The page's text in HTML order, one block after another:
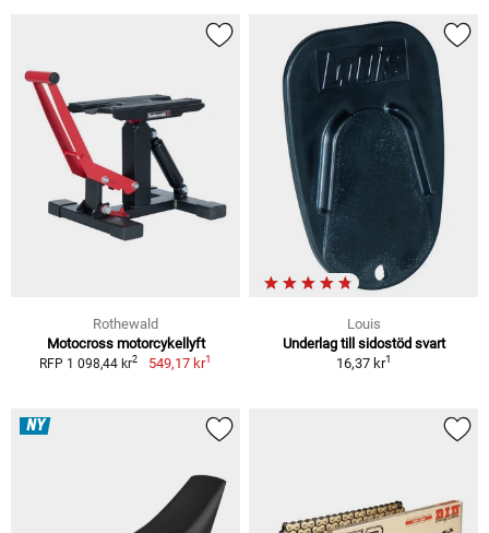
Rothewald
Motocross motorcykellyft
RFP 1 098,44 kr2 549,17 kr1
Louis
Underlag till sidostöd svart
16,37 kr1
NY